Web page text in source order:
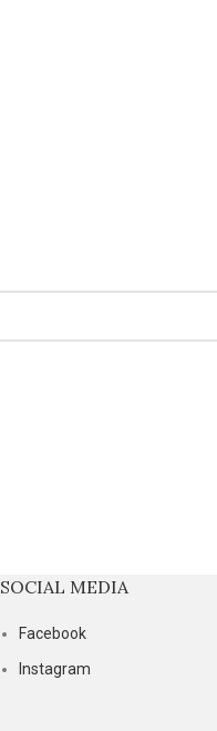
SOCIAL MEDIA
Facebook
Instagram